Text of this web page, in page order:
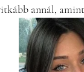
annál, amint